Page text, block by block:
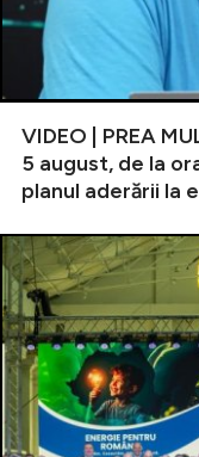
VIDEO | PREA
5 august, de la
planul aderării la